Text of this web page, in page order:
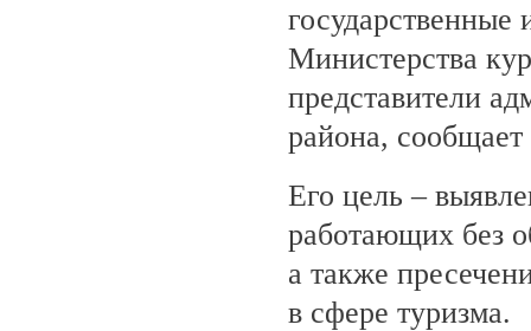
государственные
Министерства
представители
района,
Его цель –
работающих без
а также
в сфере туризма.